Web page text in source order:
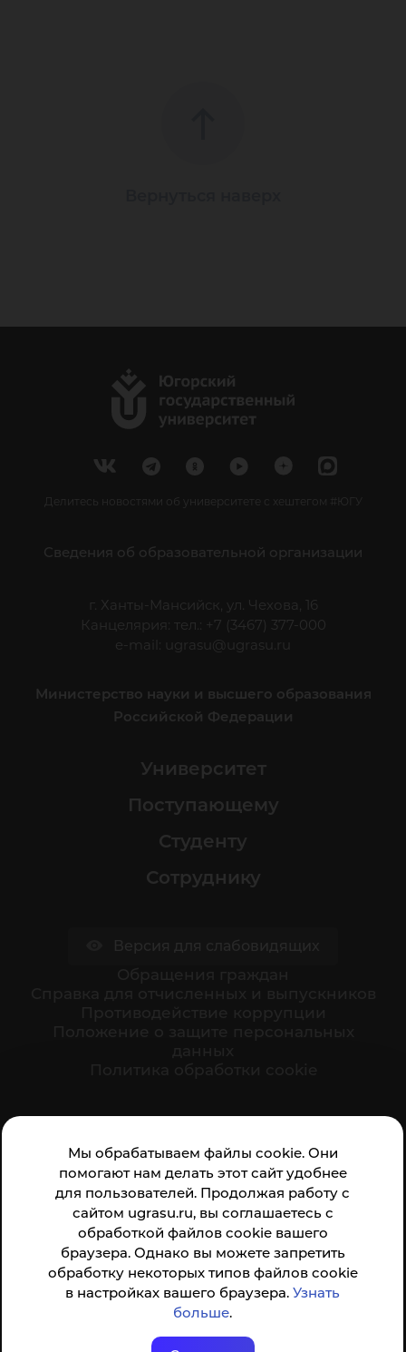
Мы обрабатываем файлы cookie. Они
помогают нам делать этот сайт удобнее
для пользователей. Продолжая работу с
сайтом ugrasu.ru, вы соглашаетесь с
обработкой файлов cookie вашего
браузера. Однако вы можете запретить
обработку некоторых типов файлов cookie
в настройках вашего браузера.Узнать
больше.
Делитесь новостями об университете с хештегом #ЮГУ
Сведения об образовательной организации
г. Ханты-Мансийск, ул. Чехова, 16
Канцелярия: тел.: +7 (3467) 377-000
e-mail:
ugrasu@ugrasu.ru
Министерство науки и высшего образования
Российской Федерации
Университет
Поступающему
Студенту
Сотруднику
организации:
Анкета доступна по QR-коду, а так же по прямой
ссылке